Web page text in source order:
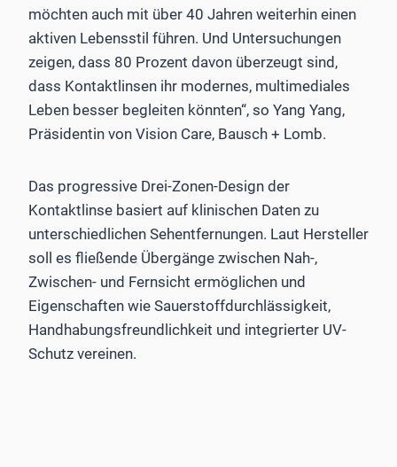
möchten auch mit über 40 Jahren weiterhin einen
aktiven Lebensstil führen. Und Untersuchungen
zeigen, dass 80 Prozent davon überzeugt sind,
dass Kontaktlinsen ihr modernes, multimediales
Leben besser begleiten könnten“, so Yang Yang,
Präsidentin von Vision Care, Bausch + Lomb.
Das progressive Drei-Zonen-Design der
Kontaktlinse basiert auf klinischen Daten zu
unterschiedlichen Sehentfernungen. Laut Hersteller
soll es fließende Übergänge zwischen Nah-,
Zwischen- und Fernsicht ermöglichen und
Eigenschaften wie Sauerstoffdurchlässigkeit,
Handhabungsfreundlichkeit und integrierter UV-
Schutz vereinen.